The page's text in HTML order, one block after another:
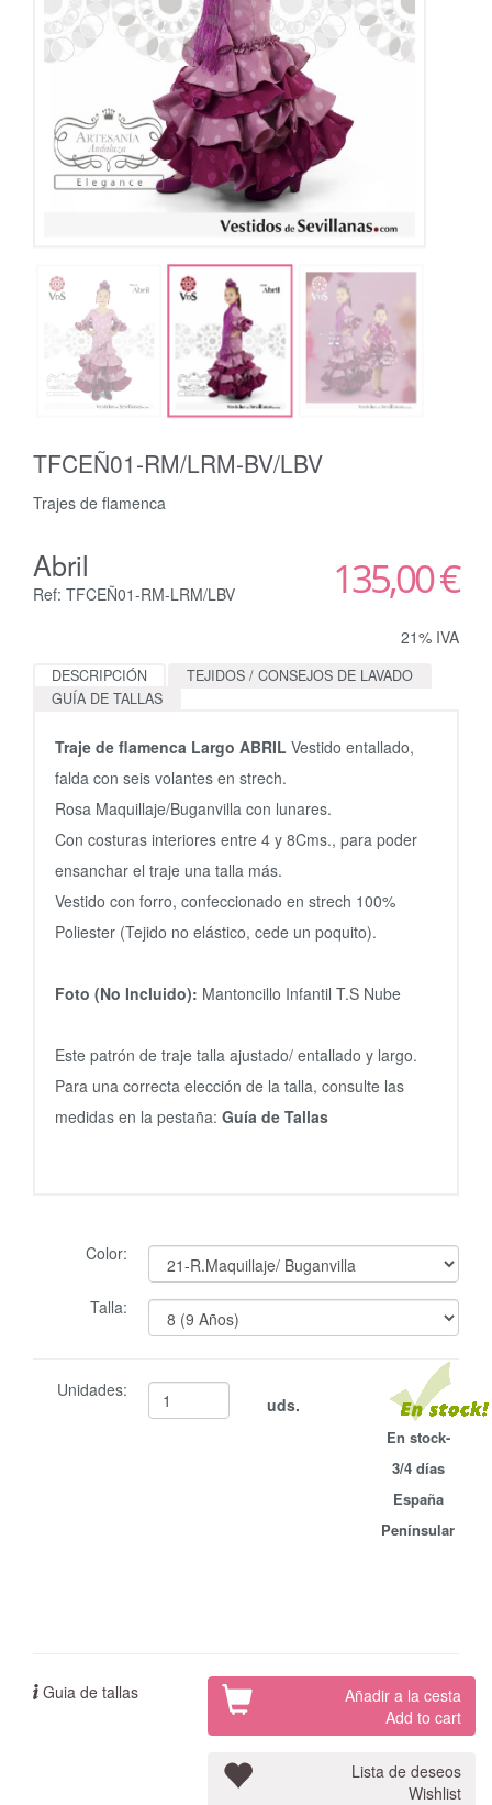
TFCEÑ01-RM/LRM-BV/LBV
Trajes de flamenca
Abril
Ref: TFCEÑ01-RM-LRM/LBV 135,00 €
21% IVA
DESCRIPCIÓN
TEJIDOS / CONSEJOS DE LAVADO
GUÍA DE TALLAS
Traje de flamenca Largo ABRIL Vestido entallado,
falda con seis volantes en strech.
Rosa Maquillaje/Buganvilla con lunares.
Con costuras interiores entre 4 y 8Cms., para poder
ensanchar el traje una talla más.
Vestido con forro, confeccionado en strech 100%
Poliester (Tejido no elástico, cede un poquito).
Foto (No Incluido): Mantoncillo Infantil T.S Nube
Este patrón de traje talla ajustado/ entallado y largo.
Para una correcta elección de la talla, consulte las
medidas en la pestaña: Guía de Tallas
Color:
Talla:
Unidades:
uds.
En stock-
3/4 días
España
Penínsular
Guia de tallas
Añadir a la cesta
Add to cart
Lista de deseos
Wishlist